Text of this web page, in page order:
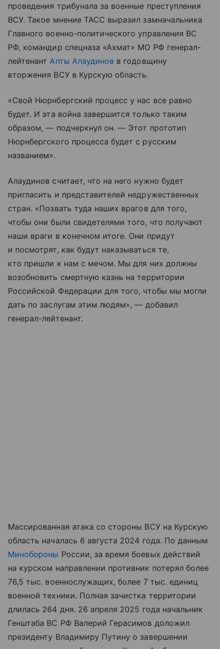
проведения трибунала за военные преступления
ВСУ. Такое мнение ТАСС выразил замначальника
Главного военно-политического управления ВС
РФ, командир спецназа «Ахмат» МО РФ генерал-
лейтенант Апты Алаудинов в годовщину
вторжения ВСУ в Курскую область.
«Свой Нюрнбергский процесс у нас все равно
будет. И эта война завершится только таким
образом, — подчеркнул он. — Этот прототип
Нюрнбергского процесса будет с русским
названием».
Алаудинов считает, что на него нужно будет
пригласить и представителей недружественных
стран. «Позвать туда наших врагов для того,
чтобы они были свидетелями того, что получают
наши враги в конечном итоге. Они придут
и посмотрят, как будут наказываться те,
кто пришли к нам с мечом. Мы для них должны
возобновить смертную казнь на территории
Российской Федерации для того, чтобы мы могли
дать по заслугам этим людям», — добавил
генерал-лейтенант.
Массированная атака со стороны ВСУ на Курскую
область началась 6 августа 2024 года. По данным
Минобороны России, за время боевых действий
на курском направлении противник потерял более
76,5 тыс. военнослужащих, более 7 тыс. единиц
военной техники. Полная зачистка территории
длилась 264 дня. 26 апреля 2025 года начальник
Генштаба ВС РФ Валерий Герасимов доложил
президенту Владимиру Путину о завершении